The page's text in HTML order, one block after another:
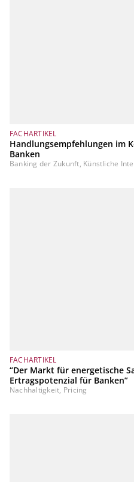
FACHARTIKEL
Handlungsempfehlungen im
Banken
Banking der Zukunft, Künstliche
FACHARTIKEL
“Der Markt für energetische
Ertragspotenzial für Banken”
Nachhaltigkeit, Pricing